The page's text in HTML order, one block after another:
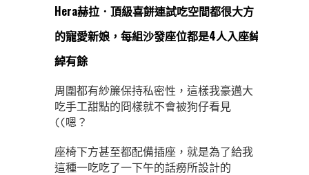
Hera赫拉．頂級喜餅連試吃空間都很大方
的寵愛新娘，每組沙發座位都是4人入座綽
綽有餘
周圍都有紗簾保持私密性，這樣我豪邁大
吃手工甜點的冏樣就不會被狗仔看見
((嗯？
座椅下方甚至都配備插座，就是為了給我
這種一吃吃了一下午的話癆所設計的